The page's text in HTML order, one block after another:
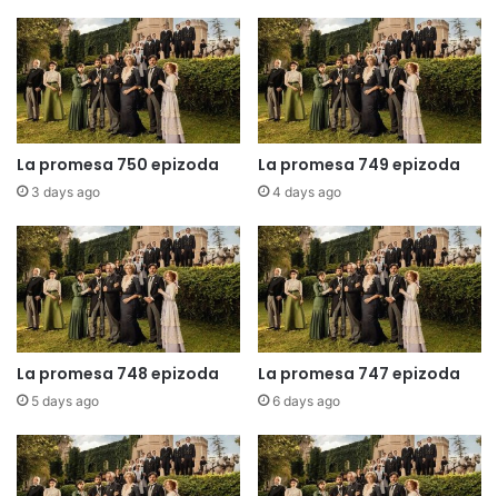
La promesa 750 epizoda
3 days ago
La promesa 749 epizoda
4 days ago
La promesa 748 epizoda
5 days ago
La promesa 747 epizoda
6 days ago